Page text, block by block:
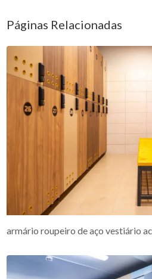
Páginas Relacionadas
armário roupeiro de aço vestiário